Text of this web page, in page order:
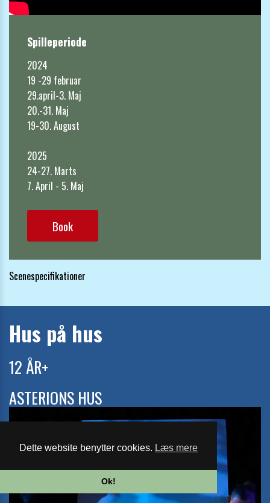
Dette website benytter cookies. Læs mere
Ok!
Spilleperiode
2024
19 -29 februar
29.april-3. Maj
20.-31. Maj
19-30. August
2025
24-27. Marts
7. April - 5. Maj
Book
Scenespecifikationer
Hus på hus
12 ÅR+
ASTERIONS HUS